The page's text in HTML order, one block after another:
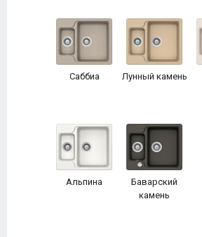
Саббиа Лунный камень
Альпина
Баварский
камень